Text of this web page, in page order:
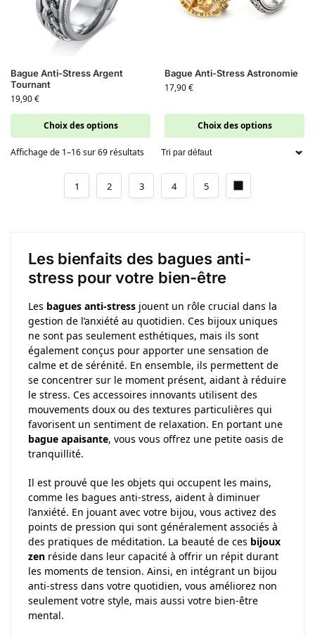
Bague Anti-Stress Argent
Tournant
19,90€
Choix des options
Bague Anti-Stress Astronomie
17,90€
Choix des options
Affichage de 1–16 sur 69 résultats
1 2 3 4 5
Les bienfaits des bagues anti-
stress pour votre bien-être
Les bagues anti-stress jouent un rôle crucial dans la
gestion de l’anxiété au quotidien. Ces bijoux uniques
ne sont pas seulement esthétiques, mais ils sont
également conçus pour apporter une sensation de
calme et de sérénité. En ensemble, ils permettent de
se concentrer sur le moment présent, aidant à réduire
le stress. Ces accessoires innovants utilisent des
mouvements doux ou des textures particulières qui
favorisent un sentiment de relaxation. En portant une
bague apaisante, vous vous offrez une petite oasis de
tranquillité.
Il est prouvé que les objets qui occupent les mains,
comme les bagues anti-stress, aident à diminuer
l’anxiété. En jouant avec votre bijou, vous activez des
points de pression qui sont généralement associés à
des pratiques de méditation. La beauté de ces bijoux
zen réside dans leur capacité à offrir un répit durant
les moments de tension. Ainsi, en intégrant un bijou
anti-stress dans votre quotidien, vous améliorez non
seulement votre style, mais aussi votre bien-être
mental.